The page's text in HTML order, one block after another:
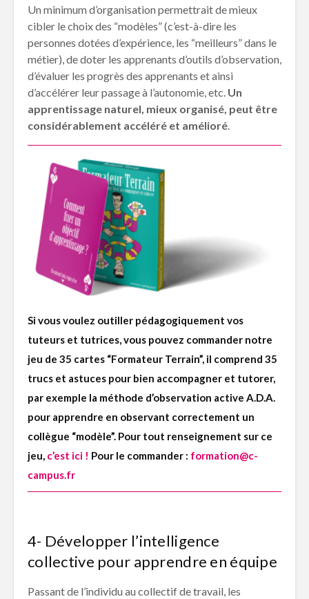
Un minimum d’organisation permettrait de mieux
cibler le choix des “modèles” (c’est-à-dire les
personnes dotées d’expérience, les “meilleurs” dans le
métier), de doter les apprenants d’outils d’observation,
d’évaluer les progrès des apprenants et ainsi
d’accélérer leur passage à l’autonomie, etc. Un
apprentissage naturel, mieux organisé, peut être
considérablement accéléré et amélioré
Si vous voulez outiller pédagogiquement vos
tuteurs et tutrices, vous pouvez commander notre
jeu de 35 cartes “Formateur Terrain”, il comprend 35
trucs et astuces pour bien accompagner et tutorer,
par exemple la méthode d’observation active A.D.A.
pour apprendre en observant correctement un
collègue “modèle”. Pour tout renseignement sur ce
jeu, c’est ici ! Pour le commander : formation@c-
campus.fr
4- Développer l’intelligence
collective pour apprendre en équipe
Passant de l’individu au collectif de travail, les